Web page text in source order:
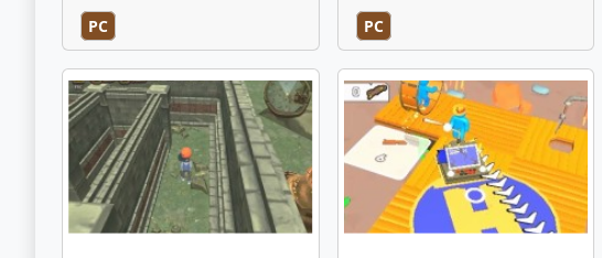
PC PC